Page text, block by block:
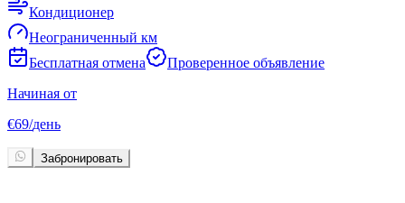
Кондиционер
Неограниченный км
Бесплатная отмена
Проверенное объявление
Начиная от
€69/день
Забронировать